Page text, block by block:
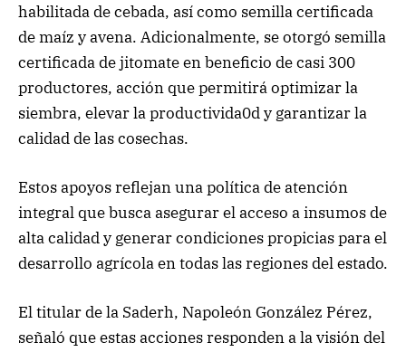
habilitada de cebada, así como semilla certificada
de maíz y avena. Adicionalmente, se otorgó semilla
certificada de jitomate en beneficio de casi 300
productores, acción que permitirá optimizar la
siembra, elevar la productivida0d y garantizar la
calidad de las cosechas.
Estos apoyos reflejan una política de atención
integral que busca asegurar el acceso a insumos de
alta calidad y generar condiciones propicias para el
desarrollo agrícola en todas las regiones del estado.
El titular de la Saderh, Napoleón González Pérez,
señaló que estas acciones responden a la visión del